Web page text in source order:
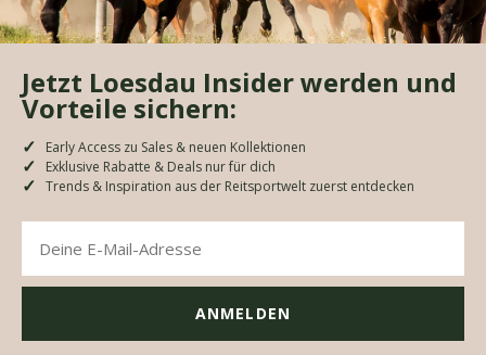
Jetzt Loesdau Insider werden und
Vorteile sichern:
Early Access zu Sales & neuen Kollektionen
Exklusive Rabatte & Deals nur für dich
Trends & Inspiration aus der Reitsportwelt zuerst entdecken